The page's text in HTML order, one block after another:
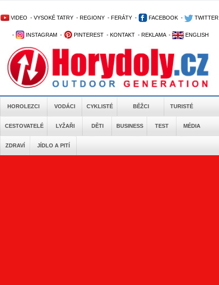
VIDEO - VYSOKÉ TATRY - REGIONY - FERÁTY - FACEBOOK - TWITTER
- INSTAGRAM - PINTEREST - KONTAKT - REKLAMA - ENGLISH
HOROLEZCI VODÁCI CYKLISTÉ BĚŽCI TURISTÉ
CESTOVATELÉ LYŽAŘI DĚTI BUSINESS TEST MÉDIA
ZDRAVÍ JÍDLO A PITÍ